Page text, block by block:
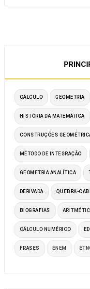
CÁLCULO GEOMETRIA
HISTÓRIA DA MATEMÁTICA
CONSTRUÇÕES
MÉTODO DE INTEGRAÇÃO
GEOMETRIA ANALÍTICA
DERIVADA QUEBRA-
BIOGRAFIAS
CÁLCULO NUMÉRICO
FRASES ENEM